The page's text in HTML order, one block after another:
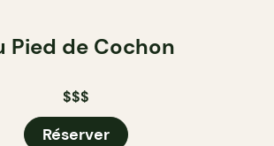
Pied de Cochon
$$$
Réserver